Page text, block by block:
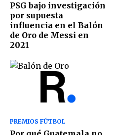
PSG bajo investigación
por supuesta
influencia en el Balón
de Oro de Messi en
2021
PREMIOS FÚTBOL